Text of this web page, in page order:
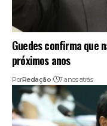
Guedes confirma que
próximos anos
PorRedação 7 anos atrás